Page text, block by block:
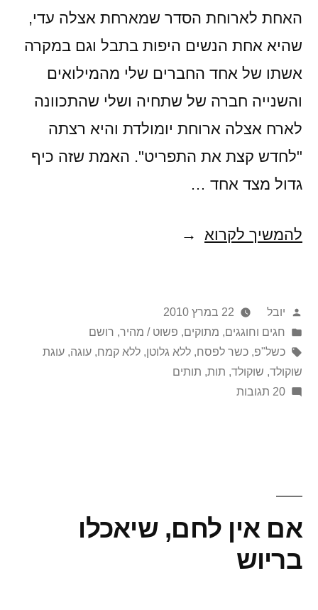
האחת לארוחת הסדר שמארחת אצלה עדי,
שהיא אחת הנשים היפות בתבל וגם במקרה
אשתו של אחד החברים שלי מהמילואים
והשנייה חברה של שתחיה ושלי שהתכוונה
לארח אצלה ארוחת יומולדת והיא רצתה
"לחדש קצת את התפריט". האמת שזה כיף
גדול מצד אחד …
להמשיך לקרוא אם
אבל
גם
כשרה
פורסם
על
ידי
יובל
22 במרץ 2010
Posted
in
חגים וחוגגים, מתוקים, פשוט / מהיר, רושם
תגיות:
כשל"פ, כשר לפסח, ללא גלוטן, ללא קמח, עוגה, עוגת
שוקולד, שוקולד, תות, תותים
20 תגובות
על
לפסח.
אם אין לחם, שיאכלו
בריוש